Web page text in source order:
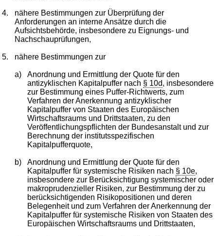
4.
nähere Bestimmungen zur Überprüfung der
Anforderungen an interne Ansätze durch die
Aufsichtsbehörde, insbesondere zu Eignungs- und
Nachschauprüfungen,
5. nähere Bestimmungen zur
a)
Anordnung und Ermittlung der Quote für den
antizyklischen Kapitalpuffer nach § 10d, insbesondere
zur Bestimmung eines Puffer-Richtwerts, zum
Verfahren der Anerkennung antizyklischer
Kapitalpuffer von Staaten des Europäischen
Wirtschaftsraums und Drittstaaten, zu den
Veröffentlichungspflichten der Bundesanstalt und zur
Berechnung der institutsspezifischen
Kapitalpufferquote,
b)
Anordnung und Ermittlung der Quote für den
Kapitalpuffer für systemische Risiken nach § 10e,
insbesondere zur Berücksichtigung systemischer oder
makroprudenzieller Risiken, zur Bestimmung der zu
berücksichtigenden Risikopositionen und deren
Belegenheit und zum Verfahren der Anerkennung der
Kapitalpuffer für systemische Risiken von Staaten des
Europäischen Wirtschaftsraums und Drittstaaten,